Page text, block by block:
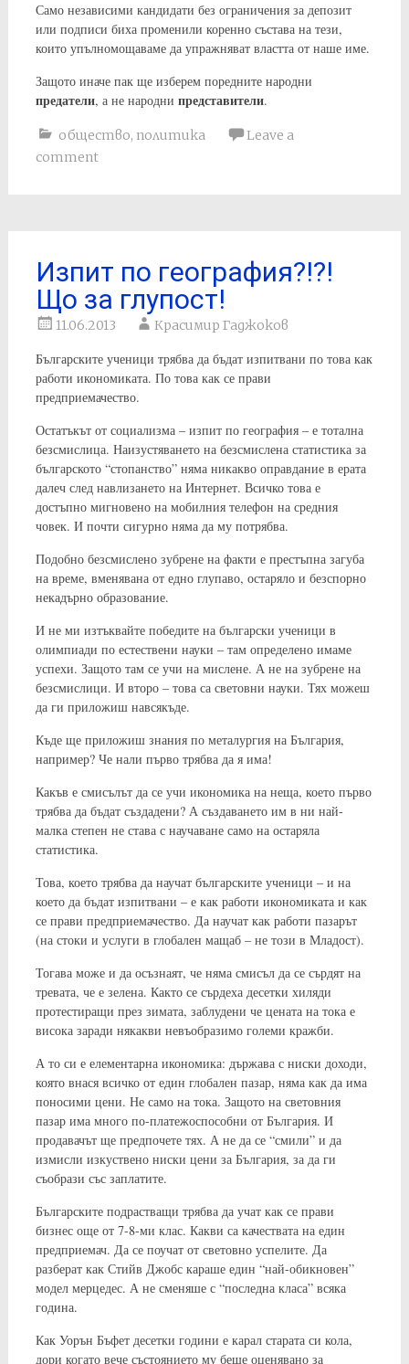
Само независими кандидати без ограничения за депозит
или подписи биха променили коренно състава на тези,
които упълномощаваме да упражняват властта от наше име.
Защото иначе пак ще изберем поредните народни
предатели, а не народни представители.
общество, политика
Leave a
comment
Изпит по география?!?!
Що за глупост!
11.06.2013 Красимир Гаджоков
Българските ученици трябва да бъдат изпитвани по това как
работи икономиката. По това как се прави
предприемачество.
Остатъкът от социализма – изпит по география – е тотална
безсмислица. Наизустяването на безсмислена статистика за
българското “стопанство” няма никакво оправдание в ерата
далеч след навлизането на Интернет. Всичко това е
достъпно мигновено на мобилния телефон на средния
човек. И почти сигурно няма да му потрябва.
Подобно безсмислено зубрене на факти е престъпна загуба
на време, вменявана от едно глупаво, остаряло и безспорно
некадърно образование.
И не ми изтъквайте победите на български ученици в
олимпиади по естествени науки – там определено имаме
успехи. Защото там се учи на мислене. А не на зубрене на
безсмислици. И второ – това са световни науки. Тях можеш
да ги приложиш навсякъде.
Къде ще приложиш знания по металургия на България,
например? Че нали първо трябва да я има!
Какъв е смисълът да се учи икономика на неща, което първо
трябва да бъдат създадени? А създаването им в ни най-
малка степен не става с научаване само на остаряла
статистика.
Това, което трябва да научат българските ученици – и на
което да бъдат изпитвани – е как работи икономиката и как
се прави предприемачество. Да научат как работи пазарът
(на стоки и услуги в глобален мащаб – не този в Младост).
Тогава може и да осъзнаят, че няма смисъл да се сърдят на
тревата, че е зелена. Както се сърдеха десетки хиляди
протестиращи през зимата, заблудени че цената на тока е
висока заради някакви невъобразимо големи кражби.
А то си е елементарна икономика: държава с ниски доходи,
която внася всичко от един глобален пазар, няма как да има
поносими цени. Не само на тока. Защото на световния
пазар има много по-платежоспособни от България. И
продавачът ще предпочете тях. А не да се “смили” и да
измисли изкуствено ниски цени за България, за да ги
съобрази със заплатите.
Българските подрастващи трябва да учат как се прави
бизнес още от 7-8-ми клас. Какви са качествата на един
предприемач. Да се поучат от световно успелите. Да
разберат как Стийв Джобс караше един “най-обикновен”
модел мерцедес. А не сменяше с “последна класа” всяка
година.
Как Уорън Бъфет десетки години е карал старата си кола,
дори когато вече състоянието му беше оценявано за